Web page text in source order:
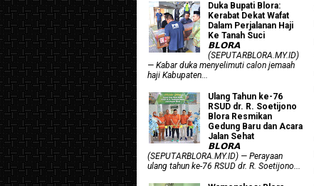
Duka Bupati Blora:
Kerabat Dekat Wafat
Dalam Perjalanan Haji
Ke Tanah Suci
𝗕𝗟𝗢𝗥𝗔
(SEPUTARBLORA.MY.ID)
— Kabar duka menyelimuti calon jemaah
haji Kabupaten...
Ulang Tahun ke-76
RSUD dr. R. Soetijono
Blora Resmikan
Gedung Baru dan Acara
Jalan Sehat
𝗕𝗟𝗢𝗥𝗔
(SEPUTARBLORA.MY.ID) — Perayaan
ulang tahun ke-76 RSUD dr. R. Soetijono...